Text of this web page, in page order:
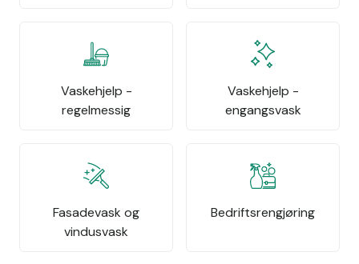
Vaskehjelp -
regelmessig
Vaskehjelp -
engangsvask
Fasadevask og
vindusvask
Bedriftsrengjøring